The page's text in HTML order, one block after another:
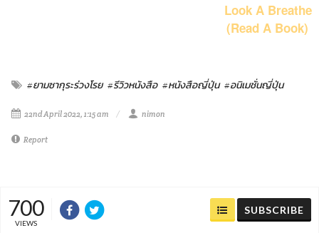
Look A Breathe
(Read A Book)
#ยามซากุระร่วงโรย #รีวิวหนังสือ #หนังสือญี่ปุ่น #อนิเมชั่นญี่ปุ่น
22nd April 2022, 1:15 am nimon
Report
700
VIEWS
SUBSCRIBE